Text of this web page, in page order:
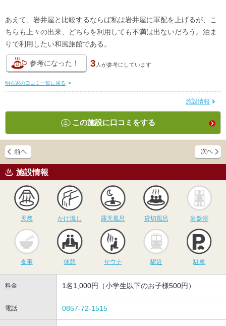
あえて、岩井屋と比較するならば私は岩井屋に軍配を上げるが、こ
ちらも上々の出来、どちらを利用しても不満は出ないだろう。泊ま
りで利用したい和風旅館である。
参考になった！ 3 人が参考にしています
明石家の口コミ一覧に戻る >
施設情報
この施設に口コミをする
施設情報
天然
かけ流し
かけ流し
露天風呂
露天風呂
貸切風呂
貸切風呂 岩盤浴
食事 休憩
サウナ
サウナ 駅近 駐車
料金 1名1,000円（小学生以下のお子様500円）
電話 0857-72-1515